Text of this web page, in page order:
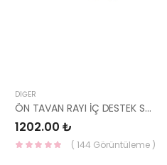
DIĞER
ÖN TAVAN RAYI İÇ DESTEK SACI 67121-4P060-HMC
1202.00 ₺
( 144 Görüntüleme )